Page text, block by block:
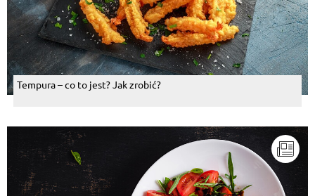
Tempura – co to jest? Jak zrobić?